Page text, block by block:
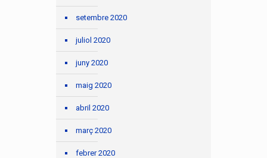
setembre 2020
juliol 2020
juny 2020
maig 2020
abril 2020
març 2020
febrer 2020